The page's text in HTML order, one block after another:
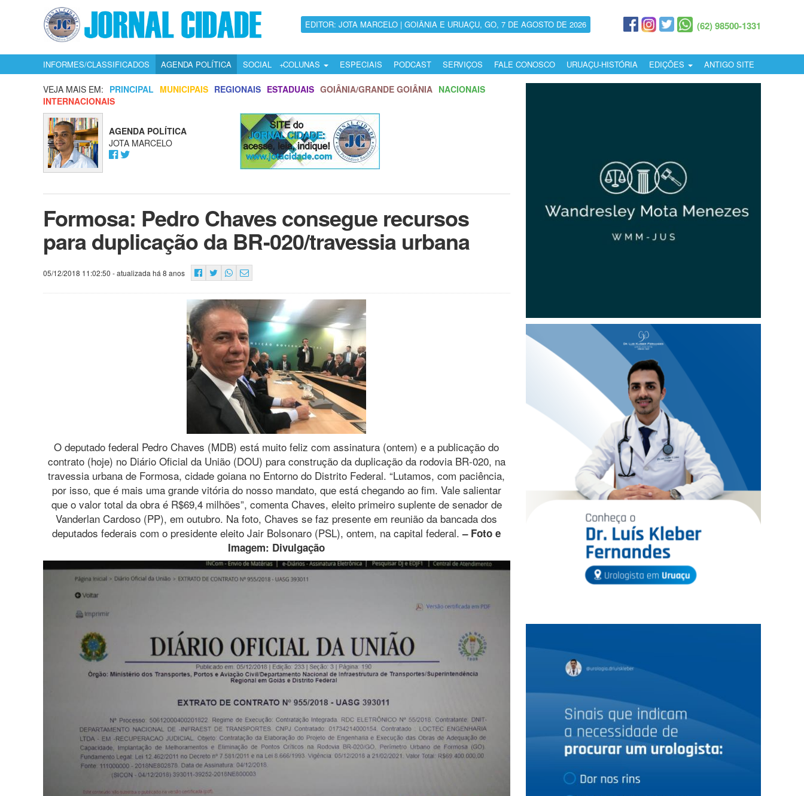
EDITOR: JOTA MARCELO | GOIÂNIA E URUAÇU, GO, 7 DE AGOSTO DE 2026 (62) 98500-1331
INFORMES/CLASSIFICADOS AGENDA POLÍTICA SOCIAL COLUNAS ESPECIAIS PODCAST SERVIÇOS FALE CONOSCO URUAÇU-HISTÓRIA EDIÇÕES ANTIGO SITE
VEJA MAIS EM: PRINCIPAL MUNICIPAIS REGIONAIS ESTADUAIS GOIÂNIA/GRANDE GOIÂNIA NACIONAIS
INTERNACIONAIS
AGENDA POLÍTICA
JOTA MARCELO
Formosa: Pedro Chaves consegue recursos
para duplicação da BR-020/travessia urbana
05/12/2018 11:02:50 - atualizada há 8 anos
O deputado federal Pedro Chaves (MDB) está muito feliz com assinatura (ontem) e a publicação do
contrato (hoje) no Diário Oficial da União (DOU) para construção da duplicação da rodovia BR-020, na
travessia urbana de Formosa, cidade goiana no Entorno do Distrito Federal. “Lutamos, com paciência,
por isso, que é mais uma grande vitória do nosso mandato, que está chegando ao fim. Vale salientar
que o valor total da obra é R$69,4 milhões”, comenta Chaves, eleito primeiro suplente de senador de
Vanderlan Cardoso (PP), em outubro. Na foto, Chaves se faz presente em reunião da bancada dos
deputados federais com o presidente eleito Jair Bolsonaro (PSL), ontem, na capital federal.– Foto e
Imagem: Divulgação